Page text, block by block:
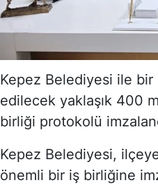
Kepez Belediyesi ile bir
edilecek yaklaşık 400
birliği protokolü
Kepez Belediyesi,
önemli bir iş birliğine